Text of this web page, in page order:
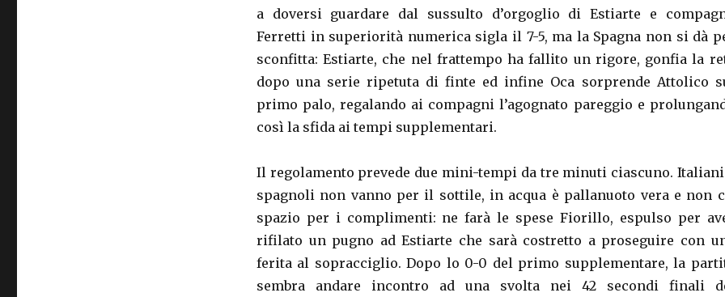
a doversi guardare dal sussulto d’orgoglio di Estiarte e
Ferretti in superiorità numerica sigla il 7-5, ma la Spagna non si dà
sconfitta: Estiarte, che nel frattempo ha fallito un rigore, gonfia la
dopo una serie ripetuta di finte ed infine Oca sorprende Attolico
primo palo, regalando ai compagni l’agognato pareggio e
così la sfida ai tempi supplementari.
Il regolamento prevede due mini-tempi da tre minuti ciascuno. Italiani
spagnoli non vanno per il sottile, in acqua è pallanuoto vera e non
spazio per i complimenti: ne farà le spese Fiorillo, espulso per
rifilato un pugno ad Estiarte che sarà costretto a proseguire con
ferita al sopracciglio. Dopo lo 0-0 del primo supplementare, la
sembra andare incontro ad una svolta nei 42 secondi finali